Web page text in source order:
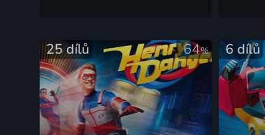
64%
25 dílů 6 dílů